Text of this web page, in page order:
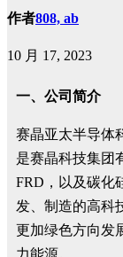
作者808, ab
10 月 17, 2023
一、公司简介
赛晶亚太半导体
是赛晶科技集团
FRD，以及碳化
发、制造的高科
更加绿色方向发
力能源。